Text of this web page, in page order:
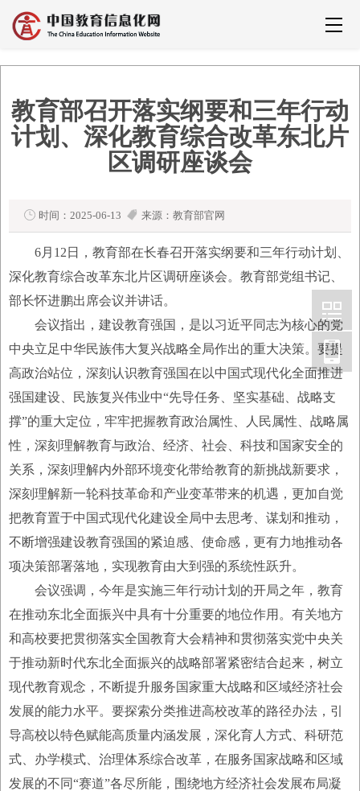
教育部召开落实纲要和三年行动
计划、深化教育综合改革东北片
区调研座谈会
时间：2025-06-13 来源：教育部官网
6月12日，教育部在长春召开落实纲要和三年行动计划、
深化教育综合改革东北片区调研座谈会。教育部党组书记、
部长怀进鹏出席会议并讲话。
会议指出，建设教育强国，是以习近平同志为核心的党
中央立足中华民族伟大复兴战略全局作出的重大决策。要提
高政治站位，深刻认识教育强国在以中国式现代化全面推进
强国建设、民族复兴伟业中“先导任务、坚实基础、战略支
撑”的重大定位，牢牢把握教育政治属性、人民属性、战略属
性，深刻理解教育与政治、经济、社会、科技和国家安全的
关系，深刻理解内外部环境变化带给教育的新挑战新要求，
深刻理解新一轮科技革命和产业变革带来的机遇，更加自觉
把教育置于中国式现代化建设全局中去思考、谋划和推动，
不断增强建设教育强国的紧迫感、使命感，更有力地推动各
项决策部署落地，实现教育由大到强的系统性跃升。
会议强调，今年是实施三年行动计划的开局之年，教育
在推动东北全面振兴中具有十分重要的地位作用。有关地方
和高校要把贯彻落实全国教育大会精神和贯彻落实党中央关
于推动新时代东北全面振兴的战略部署紧密结合起来，树立
现代教育观念，不断提升服务国家重大战略和区域经济社会
发展的能力水平。要探索分类推进高校改革的路径办法，引
导高校以特色赋能高质量内涵发展，深化育人方式、科研范
式、办学模式、治理体系综合改革，在服务国家战略和区域
发展的不同“赛道”各尽所能，围绕地方经济社会发展布局凝